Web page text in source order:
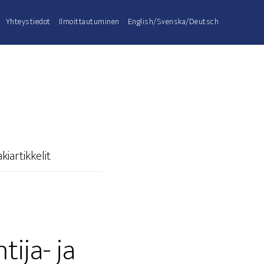
Yhteys­tie­dot Ilmoit­tau­tu­mi­nen English/Svenska/Deutsch
ja